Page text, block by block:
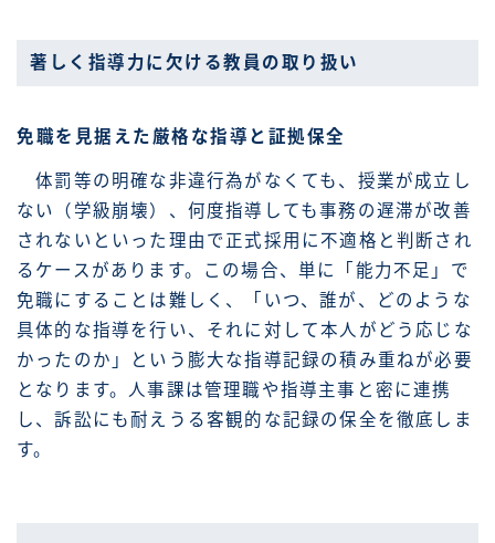
著しく指導力に欠ける教員の取り扱い
免職を見据えた厳格な指導と証拠保全
体罰等の明確な非違行為がなくても、授業が成立し
ない（学級崩壊）、何度指導しても事務の遅滞が改善
されないといった理由で正式採用に不適格と判断され
るケースがあります。この場合、単に「能力不足」で
免職にすることは難しく、「いつ、誰が、どのような
具体的な指導を行い、それに対して本人がどう応じな
かったのか」という膨大な指導記録の積み重ねが必要
となります。人事課は管理職や指導主事と密に連携
し、訴訟にも耐えうる客観的な記録の保全を徹底しま
す。